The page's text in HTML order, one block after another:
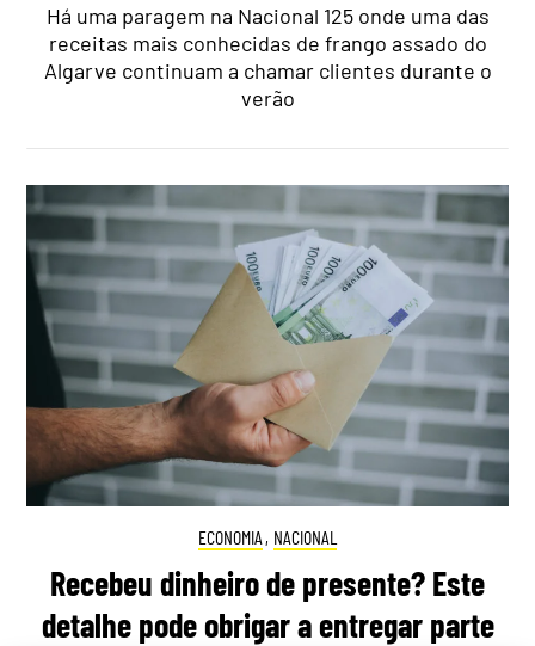
Há uma paragem na Nacional 125 onde uma das
receitas mais conhecidas de frango assado do
Algarve continuam a chamar clientes durante o
verão
ECONOMIA , NACIONAL
Recebeu dinheiro de presente? Este
detalhe pode obrigar a entregar parte